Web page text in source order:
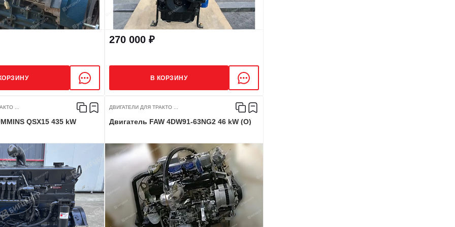
270 000 ₽
В КОРЗИНУ
...
QSX15 435 kW
ДВИГАТЕЛИ ДЛЯ ТРАКТО ...
Двигатель FAW 4DW91-63NG2 46 kW (O)